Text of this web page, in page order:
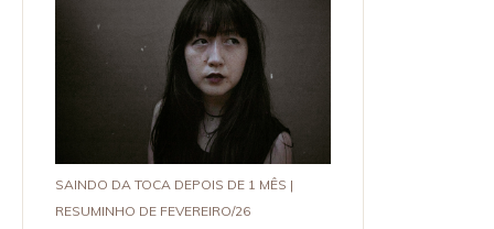
SAINDO DA TOCA DEPOIS DE 1 MÊS |
RESUMINHO DE FEVEREIRO/26